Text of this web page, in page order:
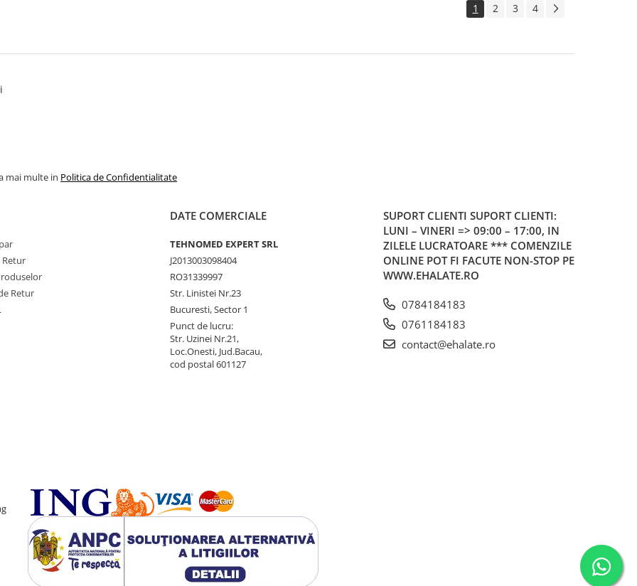
1 2 3 4
mai multe in Politica de Confidentialitate
Retur
Retur
DATE COMERCIALE
TEHNOMED EXPERT SRL
J2013003098404
RO31339997
Str. Linistei Nr.23
Bucuresti, Sector 1
Punct de lucru:
Str. Uzinei Nr.21,
Loc.Onesti, Jud.Bacau,
cod postal 601127
SUPORT CLIENTI SUPORT CLIENTI:
LUNI – VINERI => 09:00 – 17:00, IN
ZILELE LUCRATOARE *** COMENZILE
ONLINE POT FI FACUTE NON-STOP PE
WWW.EHALATE.RO
0784184183
0761184183
contact@ehalate.ro